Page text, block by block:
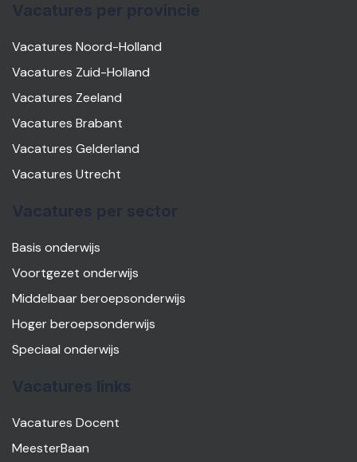
Vacatures Noord-Holland
Vacatures Zuid-Holland
Vacatures Zeeland
Vacatures Brabant
Vacatures Gelderland
Vacatures Utrecht
Basis onderwijs
Voortgezet onderwijs
Middelbaar beroepsonderwijs
Hoger beroepsonderwijs
Speciaal onderwijs
Vacatures Docent
MeesterBaan